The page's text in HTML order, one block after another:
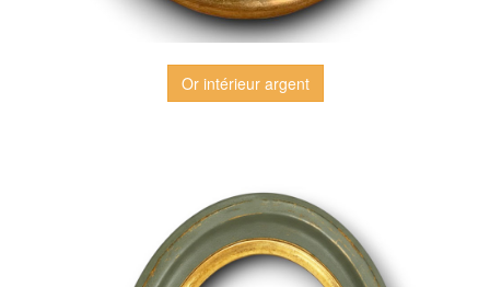
Or intérieur argent